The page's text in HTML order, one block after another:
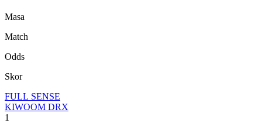
Masa
Match
Odds
Skor
FULL SENSE
KIWOOM DRX
1